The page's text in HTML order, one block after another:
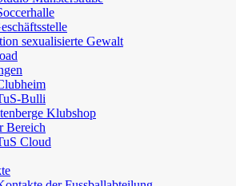
sexualisierte Gewalt
Bulli
Klubshop
Bereich
Cloud